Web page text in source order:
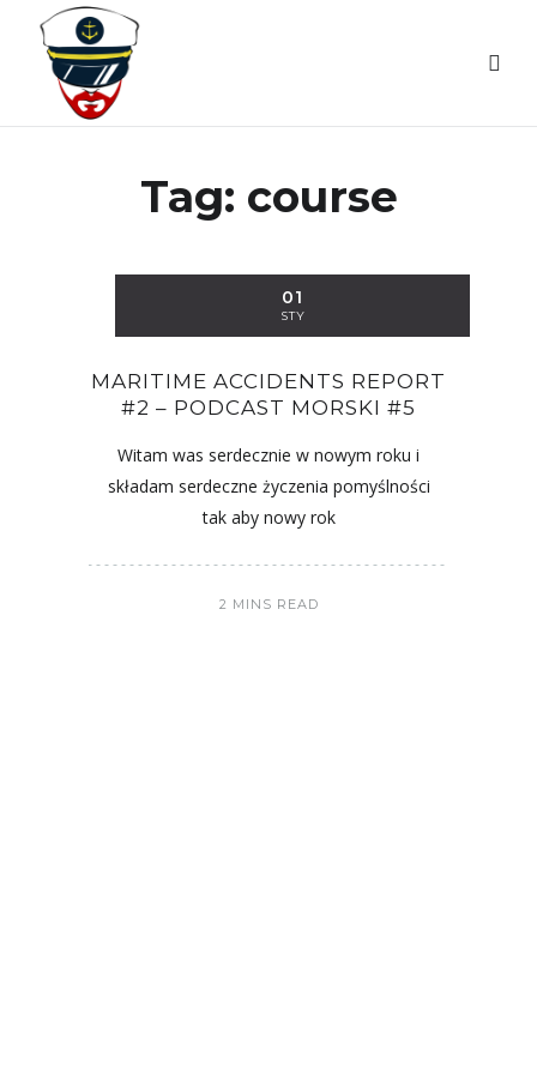
Tag: course
01
STY
MARITIME ACCIDENTS REPORT
#2 – PODCAST MORSKI #5
Witam was serdecznie w nowym roku i
składam serdeczne życzenia pomyślności
tak aby nowy rok
2 MINS READ